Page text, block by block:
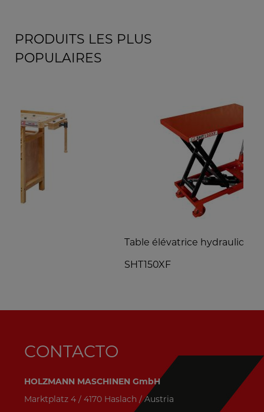
PRODUITS LES PLUS
POPULAIRES
Table élévatrice hydraulique à ciseaux
CONTACTO
HOLZMANN MASCHINEN GmbH
Marktplatz 4 / 4170 Haslach / Austria